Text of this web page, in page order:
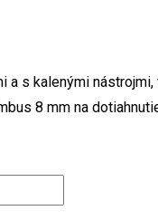
s kalenými
8 mm na